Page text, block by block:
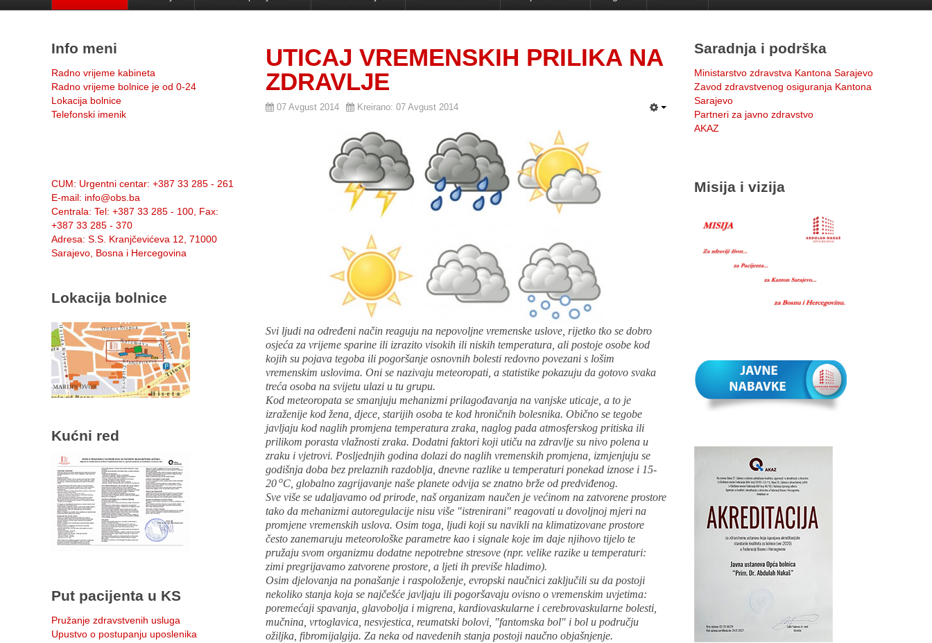
UTICAJ VREMENSKIH PRILIKA NA
ZDRAVLJE
07 Avgust 2014 Kreirano: 07 Avgust 2014
Svi ljudi na određeni način reaguju na nepovoljne vremenske uslove, rijetko tko se dobro
osjeća za vrijeme sparine ili izrazito visokih ili niskih temperatura, ali postoje osobe kod
kojih su pojava tegoba ili pogoršanje osnovnih bolesti redovno povezani s lošim
vremenskim uslovima. Oni se nazivaju meteoropati, a statistike pokazuju da gotovo svaka
treća osoba na svijetu ulazi u tu grupu.
Kod meteoropata se smanjuju mehanizmi prilagođavanja na vanjske uticaje, a to je
izraženije kod žena, djece, starijih osoba te kod hroničnih bolesnika. Obično se tegobe
javljaju kod naglih promjena temperatura zraka, naglog pada atmosferskog pritiska ili
prilikom porasta vlažnosti zraka. Dodatni faktori koji utiču na zdravlje su nivo polena u
zraku i vjetrovi. Posljednjih godina dolazi do naglih vremenskih promjena, izmjenjuju se
godišnja doba bez prelaznih razdoblja, dnevne razlike u temperaturi ponekad iznose i 15-
20 oC, globalno zagrijavanje naše planete odvija se znatno brže od predviđenog.
Sve više se udaljavamo od prirode, naš organizam naučen je većinom na zatvorene prostore
tako da mehanizmi autoregulacije nisu više "istrenirani" reagovati u dovoljnoj mjeri na
promjene vremenskih uslova. Osim toga, ljudi koji su navikli na klimatizovane prostore
često zanemaruju meteorološke parametre kao i signale koje im daje njihovo tijelo te
pružaju svom organizmu dodatne nepotrebne stresove (npr. velike razike u temperaturi:
zimi pregrijavamo zatvorene prostore, a ljeti ih previše hladimo).
Osim djelovanja na ponašanje i raspoloženje, evropski naučnici zaključili su da postoji
nekoliko stanja koja se najčešće javljaju ili pogoršavaju ovisno o vremenskim uvjetima:
poremećaji spavanja, glavobolja i migrena, kardiovaskularne i cerebrovaskularne bolesti,
mučnina, vrtoglavica, nesvjestica, reumatski bolovi, "fantomska bol" i bol u području
ožiljka, fibromijalgija. Za neka od navedenih stanja postoji naučno objašnjenje.
Info meni
Radno vrijeme kabineta
Radno vrijeme bolnice je od 0-24
Lokacija bolnice
Telefonski imenik
CUM: Urgentni centar: +387 33 285 - 261
E-mail: info@obs.ba
Centrala: Tel: +387 33 285 - 100, Fax:
+387 33 285 - 370
Adresa: S.S. Kranjčevićeva 12, 71000
Sarajevo, Bosna i Hercegovina
Lokacija bolnice
Kućni red
Put pacijenta u KS
Pružanje zdravstvenih usluga
Upustvo o postupanju uposlenika
Saradnja i podrška
Ministarstvo zdravstva Kantona Sarajevo
Zavod zdravstvenog osiguranja Kantona
Sarajevo
Partneri za javno zdravstvo
AKAZ
Misija i vizija